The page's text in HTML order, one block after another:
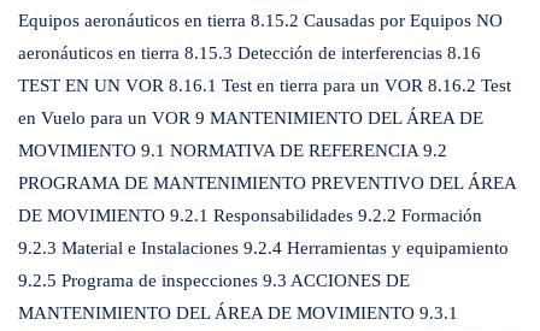
Equipos aeronáuticos en tierra 8.15.2 Causadas por Equipos NO
aeronáuticos en tierra 8.15.3 Detección de interferencias 8.16
TEST EN UN VOR 8.16.1 Test en tierra para un VOR 8.16.2 Test
en Vuelo para un VOR 9 MANTENIMIENTO DEL ÁREA DE
MOVIMIENTO 9.1 NORMATIVA DE REFERENCIA 9.2
PROGRAMA DE MANTENIMIENTO PREVENTIVO DEL ÁREA
DE MOVIMIENTO 9.2.1 Responsabilidades 9.2.2 Formación
9.2.3 Material e Instalaciones 9.2.4 Herramientas y equipamiento
9.2.5 Programa de inspecciones 9.3 ACCIONES DE
MANTENIMIENTO DEL ÁREA DE MOVIMIENTO 9.3.1